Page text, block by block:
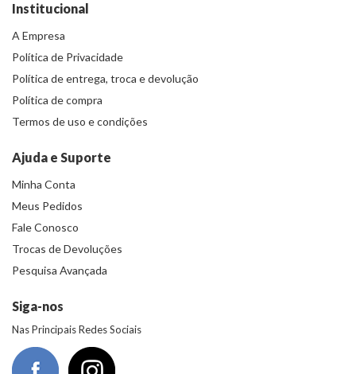
Institucional
A Empresa
Política de Privacidade
Política de entrega, troca e devolução
Política de compra
Termos de uso e condições
Ajuda e Suporte
Minha Conta
Meus Pedidos
Fale Conosco
Trocas de Devoluções
Pesquisa Avançada
Siga-nos
Nas Principais Redes Sociais